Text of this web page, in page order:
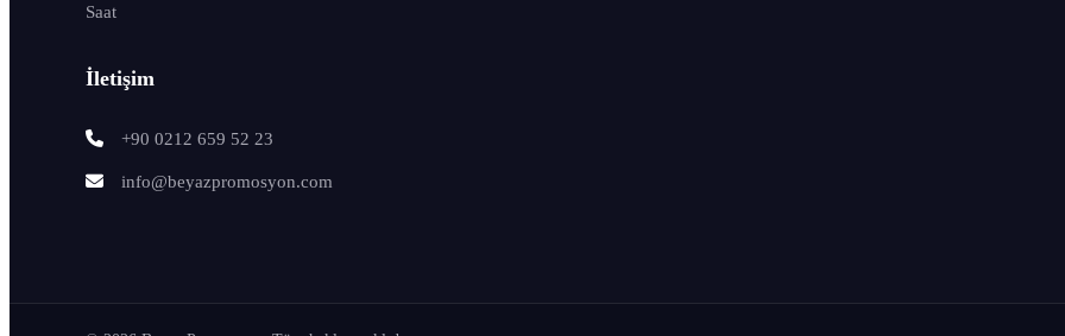
Saat
İletişim
+90 0212 659 52 23
info@beyazpromosyon.com